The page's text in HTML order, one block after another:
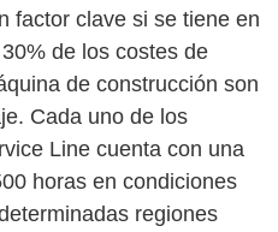
factor clave si se tiene en
de los costes de
de construcción son
Cada uno de los
Line cuenta con una
horas en condiciones
regiones